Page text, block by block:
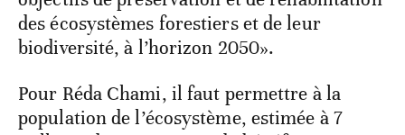
des écosystèmes forestiers et de leur
biodiversité, à l’horizon 2050».
Pour Réda Chami, il faut permettre à la
population de l’écosystème, estimée à 7